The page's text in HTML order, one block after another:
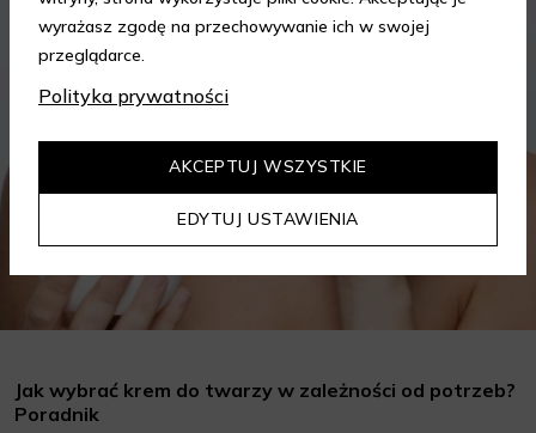
Jak wybrać krem do twarzy w zależności od potrzeb?
Poradnik
wyrażasz zgodę na przechowywanie ich w swojej
przeglądarce.
Polityka prywatności
EDYTUJ USTAWIENIA
AKCEPTUJ WSZYSTKIE